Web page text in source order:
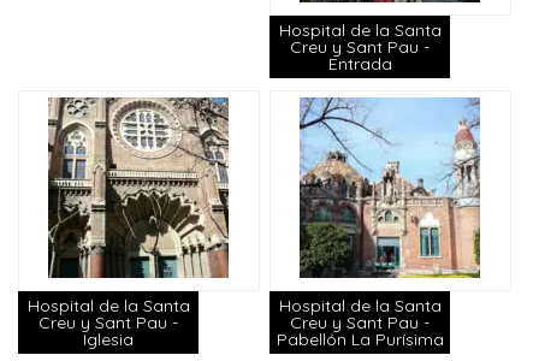
Hospital de la Santa
Creu y Sant Pau -
Entrada
Hospital de la Santa
Creu y Sant Pau -
Iglesia
Hospital de la Santa
Creu y Sant Pau -
Pabellón La Purísima